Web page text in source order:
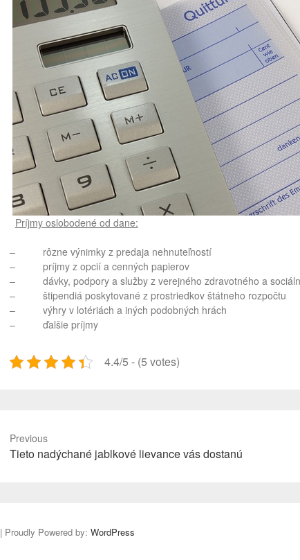
Príjmy oslobodené od dane:
– rôzne výnimky z predaja nehnuteľností
– príjmy z opcií a cenných papierov
– dávky, podpory a služby z verejného zdravotného a
– štipendiá poskytované z prostriedkov štátneho rozpočtu
– výhry v lotériách a iných podobných hrách
– ďalšie príjmy
4.4/5 - (5 votes)
Previous
Previous
Tieto nadýchané jablkové lievance vás dostanú
| Proudly Powered by: WordPress